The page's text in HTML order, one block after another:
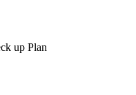
up Plan